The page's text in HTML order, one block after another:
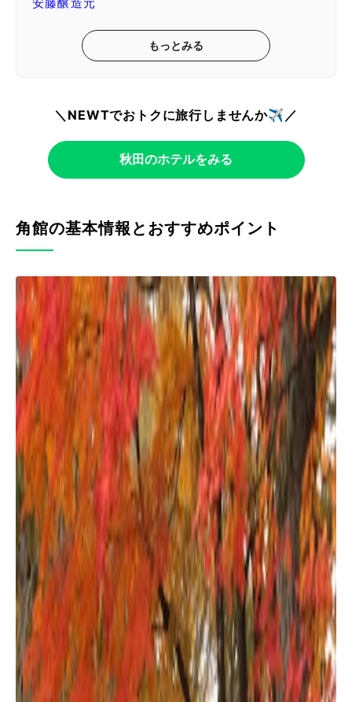
安藤醸造元
もっとみる
＼NEWTでおトクに旅行しませんか✈️／
秋田のホテルをみる
角館の基本情報とおすすめポイント